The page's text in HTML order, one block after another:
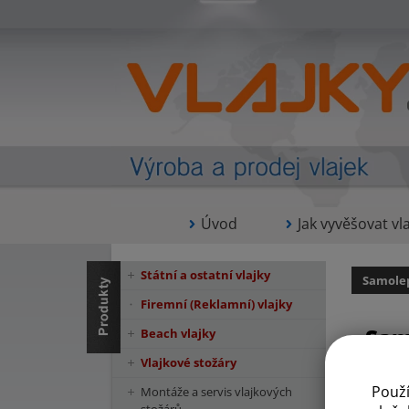
Úvod Jak vyvěšovat
Státní a ostatní vlajky
Firemní (Reklamní) vlajky
Beach vlajky
Vlajkové stožáry
Montáže a servis vlajkových